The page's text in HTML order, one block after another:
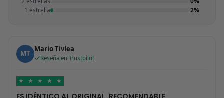
1 estrella
2%
MT Mario Tivlea
Reseña en Trustpilot
★ ★ ★ ★ ★